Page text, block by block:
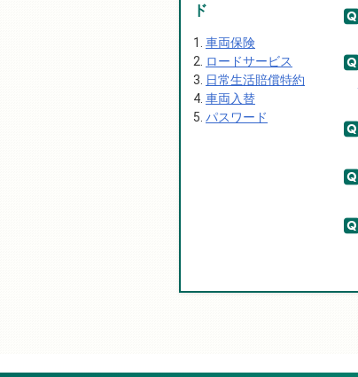
ド
車両保険
ロードサービス
日常生活賠償特約
車両入替
パスワード